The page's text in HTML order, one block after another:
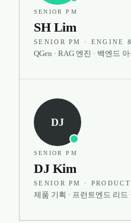
SENIOR PM
SH Lim
SENIOR PM · ENGINE
QGen · RAG 엔진 · 백엔드
DJ
SENIOR PM
DJ Kim
SENIOR PM ·
제품 기획 · 프런트엔드 리드